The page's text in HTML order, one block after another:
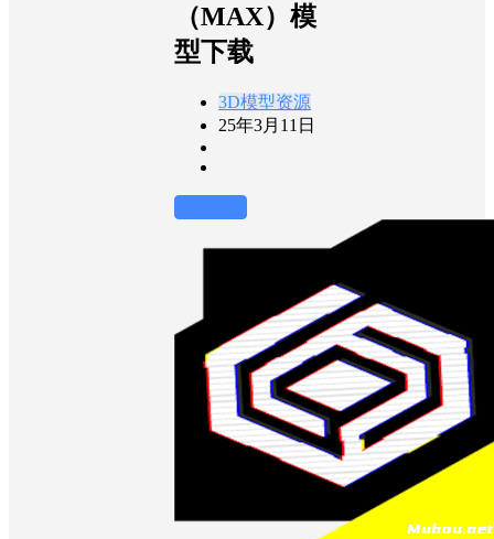
（MAX）模
型下载
3D模型资源
25年3月11日